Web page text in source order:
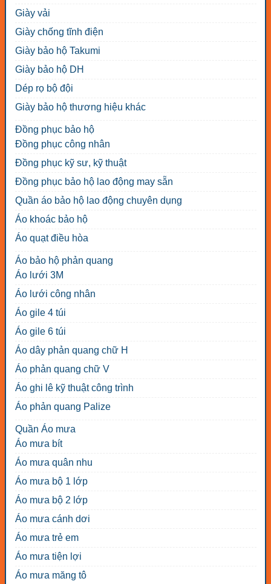
Giày vải
Giày chống tĩnh điện
Giày bảo hộ Takumi
Giày bảo hộ DH
Dép rọ bộ đội
Giày bảo hộ thương hiệu khác
Đồng phục bảo hộ
Đồng phục công nhân
Đồng phục kỹ sư, kỹ thuật
Đồng phục bảo hộ lao động may sẵn
Quần áo bảo hộ lao động chuyên dụng
Áo khoác bảo hộ
Áo quạt điều hòa
Áo bảo hộ phản quang
Áo lưới 3M
Áo lưới công nhân
Áo gile 4 túi
Áo gile 6 túi
Áo dây phản quang chữ H
Áo phản quang chữ V
Áo ghi lê kỹ thuật công trình
Áo phản quang Palize
Quần Áo mưa
Áo mưa bít
Áo mưa quân nhu
Áo mưa bộ 1 lớp
Áo mưa bộ 2 lớp
Áo mưa cánh dơi
Áo mưa trẻ em
Áo mưa tiện lợi
Áo mưa măng tô